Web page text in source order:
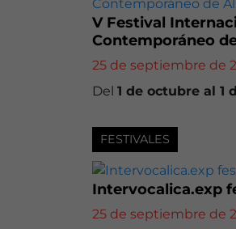
V Festival
Contemporáneo
25 de septiembre de
Del 1 de octubre al 1
FESTIVALES
Intervocalica.exp
25 de septiembre de